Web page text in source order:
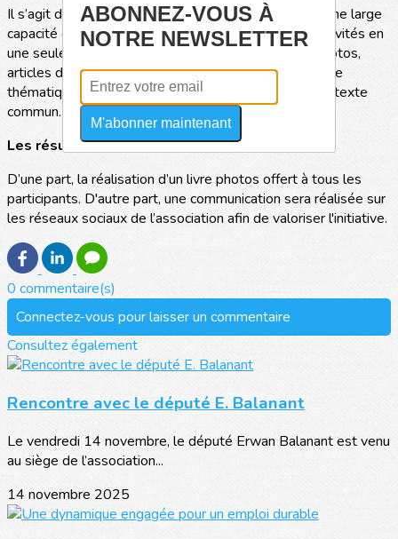
Il s’agit d’un concept unique, offrant aux participants une large
capacité d’expression artistique combinant quatre activités en
une seule expérience : un collage (mêlant images, photos,
articles de presse et textes courts), une vidéo (sur une
thématique choisie conjointement), des photos et un texte
commun.
Les résultats attendus ?
D’une part, la réalisation d’un livre photos offert à tous les
participants. D'autre part, une communication sera réalisée sur
les réseaux sociaux de l’association afin de valoriser l'initiative.
0 commentaire(s)
Connectez-vous pour laisser un commentaire
Consultez également
Rencontre avec le député E. Balanant
Le vendredi 14 novembre, le député Erwan Balanant est venu
au siège de l’association...
14 novembre 2025
ABONNEZ-VOUS À
NOTRE NEWSLETTER
M'abonner maintenant